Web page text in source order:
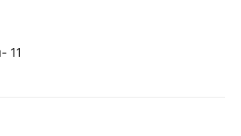
11